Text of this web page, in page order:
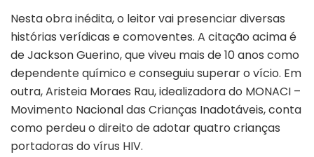
Nesta obra inédita, o leitor vai presenciar diversas
histórias verídicas e comoventes. A citação acima é
de Jackson Guerino, que viveu mais de 10 anos como
dependente químico e conseguiu superar o vício. Em
outra, Aristeia Moraes Rau, idealizadora do MONACI –
Movimento Nacional das Crianças Inadotáveis, conta
como perdeu o direito de adotar quatro crianças
portadoras do vírus HIV.